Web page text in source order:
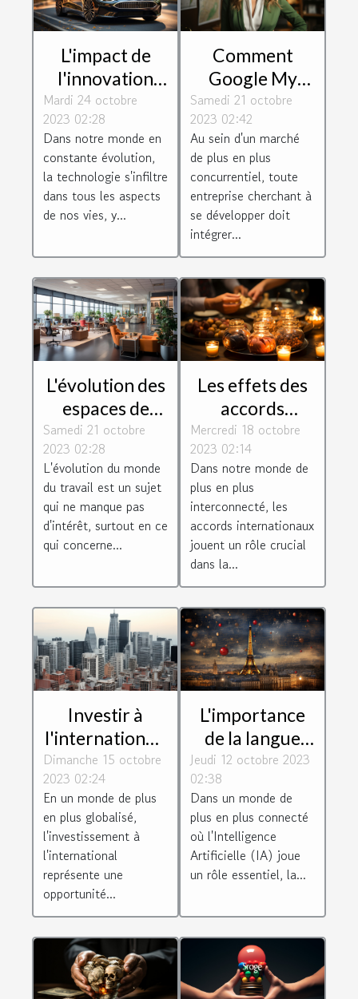
L'impact de
l'innovation
technologique
sur le monde
juridique
Mardi 24 octobre
2023 02:28
Dans notre monde en
constante évolution,
la technologie s'infiltre
dans tous les aspects
de nos vies, y...
Comment
Google My
Business peut
aider les
entreprises à
se développer
Samedi 21 octobre
2023 02:42
Au sein d'un marché
de plus en plus
concurrentiel, toute
entreprise cherchant à
se développer doit
intégrer...
L'évolution des
espaces de
travail : le cas
de Toulouse
Blagnac
Samedi 21 octobre
2023 02:28
L'évolution du monde
du travail est un sujet
qui ne manque pas
d'intérêt, surtout en ce
qui concerne...
Les effets des
accords
internationaux
sur les
avantages de la
société
Mercredi 18 octobre
2023 02:14
Dans notre monde de
plus en plus
interconnecté, les
accords internationaux
jouent un rôle crucial
dans la...
Investir à
l'international :
défis et
opportunités
pour les
entreprises
françaises
Dimanche 15 octobre
2023 02:24
En un monde de plus
en plus globalisé,
l'investissement à
l'international
représente une
opportunité...
L'importance
de la langue
française dans
le monde de
l'IA
Jeudi 12 octobre 2023
02:38
Dans un monde de
plus en plus connecté
où l'Intelligence
Artificielle (IA) joue
un rôle essentiel, la...